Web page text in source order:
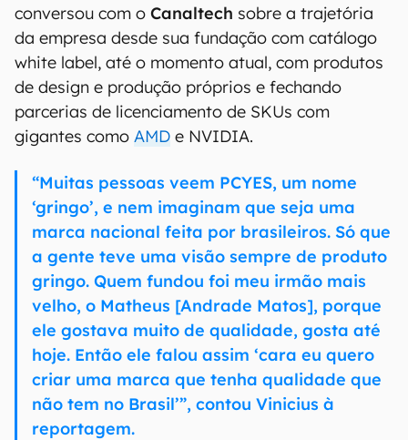
conversou com o Canaltech sobre a trajetória
da empresa desde sua fundação com catálogo
white label, até o momento atual, com produtos
de design e produção próprios e fechando
parcerias de licenciamento de SKUs com
gigantes como AMD e NVIDIA.
“Muitas pessoas veem PCYES, um nome
‘gringo’, e nem imaginam que seja uma
marca nacional feita por brasileiros. Só que
a gente teve uma visão sempre de produto
gringo. Quem fundou foi meu irmão mais
velho, o Matheus [Andrade Matos], porque
ele gostava muito de qualidade, gosta até
hoje. Então ele falou assim ‘cara eu quero
criar uma marca que tenha qualidade que
não tem no Brasil’”, contou Vinicius à
reportagem.